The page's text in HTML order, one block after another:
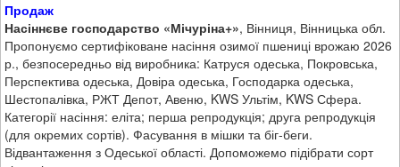
Продаж
Насіннєве господарство «Мічуріна+», Вінниця, Вінницька обл.
Пропонуємо сертифіковане насіння озимої пшениці врожаю 2026
р., безпосередньо від виробника: Катруся одеська, Покровська,
Перспектива одеська, Довіра одеська, Господарка одеська,
Шестопалівка, РЖТ Депот, Авеню, KWS Ультім, KWS Сфера.
Категорії насіння: еліта; перша репродукція; друга репродукція
(для окремих сортів). Фасування в мішки та біг-беги.
Відвантаження з Одеської області. Допоможемо підібрати сорт